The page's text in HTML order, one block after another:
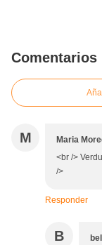
Comentarios
M Maria
<br />
/>
Responder
B